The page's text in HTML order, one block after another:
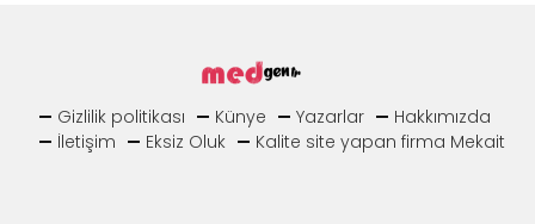
Gizlilik politikası Künye Yazarlar
Hakkımızda
İletişim
Eksiz Oluk Kalite site yapan firma Mekait